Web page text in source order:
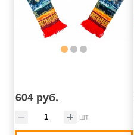
604 руб.
шт